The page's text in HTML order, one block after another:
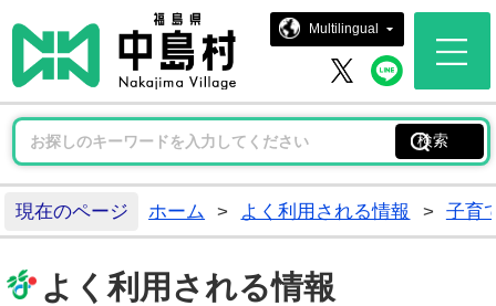
中島村ホ
Multilingual
中島村 X中島
現在のページ ホーム > よく利用される情報 > 子育
よく利用される情報